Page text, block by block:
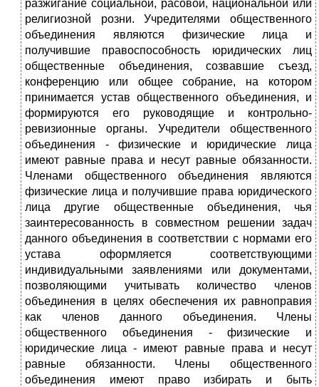
разжигание социальной, расовой, национальной или
религиозной розни. Учредителями общественного
объединения являются физические лица и
получившие правоспособность юридических лиц
общественные объединения, созвавшие съезд,
конференцию или общее собрание, на котором
принимается устав общественного объединения, и
формируются его руководящие и контрольно-
ревизионные органы. Учредители общественного
объединения - физические и юридические лица
имеют равные права и несут равные обязанности.
Членами общественного объединения являются
физические лица и получившие права юридического
лица другие общественные объединения, чья
заинтересованность в совместном решении задач
данного объединения в соответствии с нормами его
устава оформляется соответствующими
индивидуальными заявлениями или документами,
позволяющими учитывать количество членов
объединения в целях обеспечения их равноправия
как членов данного объединения. Члены
общественного объединения - физические и
юридические лица - имеют равные права и несут
равные обязанности. Члены общественного
объединения имеют право избирать и быть